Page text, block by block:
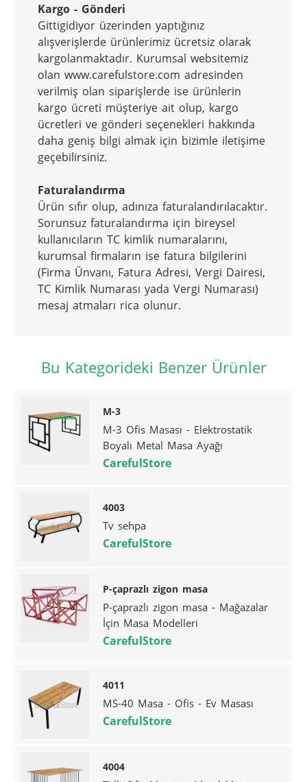
Kargo - Gönderi
Gittigidiyor üzerinden yaptığınız
alışverişlerde ürünlerimiz ücretsiz olarak
kargolanmaktadır. Kurumsal websitemiz
olan www.carefulstore.com adresinden
verilmiş olan siparişlerde ise ürünlerin
kargo ücreti müşteriye ait olup, kargo
ücretleri ve gönderi seçenekleri hakkında
daha geniş bilgi almak için bizimle iletişime
geçebilirsiniz.
Faturalandırma
Ürün sıfır olup, adınıza faturalandırılacaktır.
Sorunsuz faturalandırma için bireysel
kullanıcıların TC kimlik numaralarını,
kurumsal firmaların ise fatura bilgilerini
(Firma Ünvanı, Fatura Adresi, Vergi Dairesi,
TC Kimlik Numarası yada Vergi Numarası)
mesaj atmaları rica olunur.
Bu Kategorideki Benzer Ürünler
M-3
M-3 Ofis Masası - Elektrostatik
Boyalı Metal Masa Ayağı
CarefulStore
4003
Tv sehpa
CarefulStore
P-çaprazlı zigon masa
P-çaprazlı zigon masa - Mağazalar
İçin Masa Modelleri
CarefulStore
4011
MS-40 Masa - Ofis - Ev Masası
CarefulStore
4004